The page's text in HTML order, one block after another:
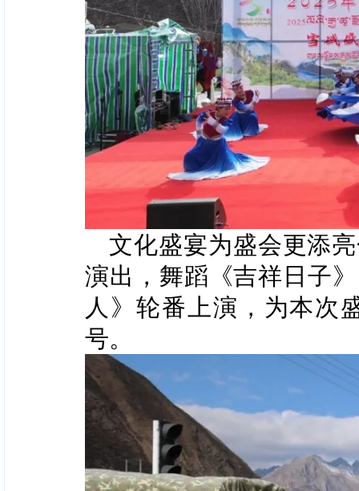
文化盛宴为盛会更添
演出，舞蹈《吉祥日子
人》轮番上演，为本次
号。